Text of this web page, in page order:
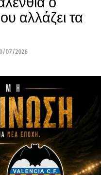
αλλάζει τα
07/2026